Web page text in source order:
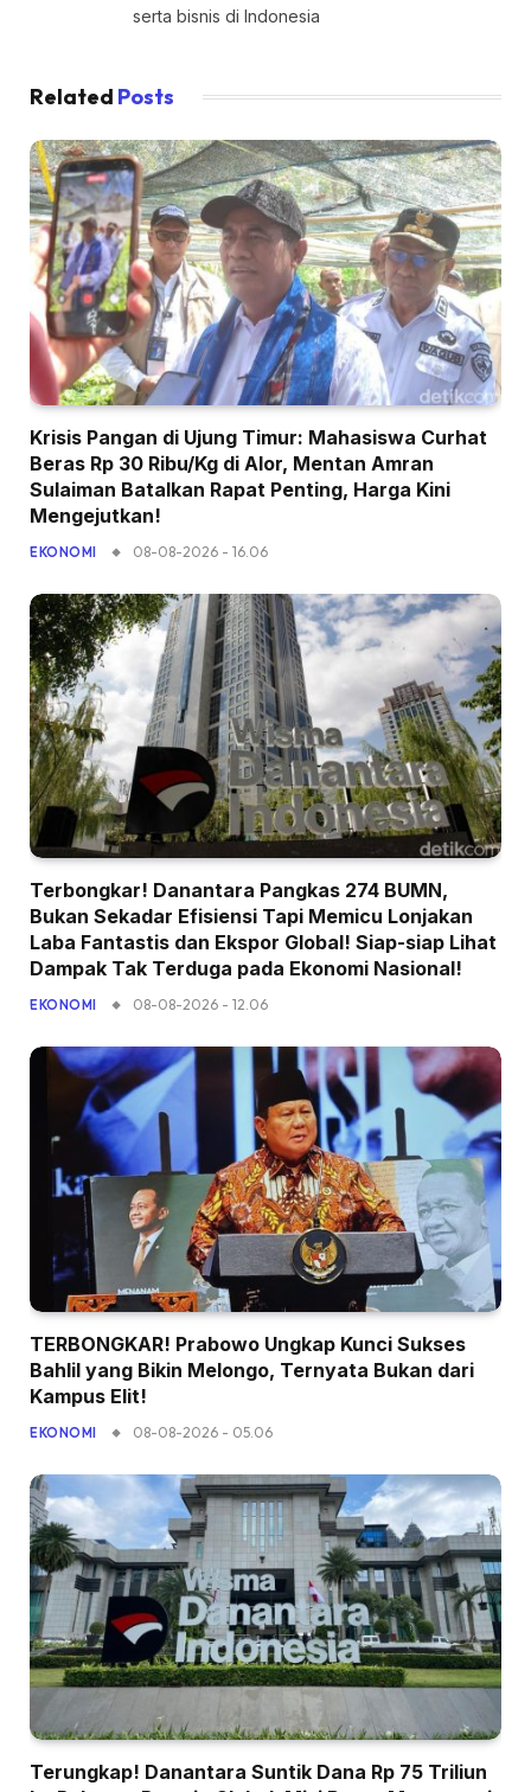
serta bisnis di Indonesia
Related Posts
Krisis Pangan di Ujung Timur: Mahasiswa Curhat
Beras Rp 30 Ribu/Kg di Alor, Mentan Amran
Sulaiman Batalkan Rapat Penting, Harga Kini
Mengejutkan!
EKONOMI 08-08-2026 - 16.06
Terbongkar! Danantara Pangkas 274 BUMN,
Bukan Sekadar Efisiensi Tapi Memicu Lonjakan
Laba Fantastis dan Ekspor Global! Siap-siap Lihat
Dampak Tak Terduga pada Ekonomi Nasional!
EKONOMI 08-08-2026 - 12.06
TERBONGKAR! Prabowo Ungkap Kunci Sukses
Bahlil yang Bikin Melongo, Ternyata Bukan dari
Kampus Elit!
EKONOMI 08-08-2026 - 05.06
Terungkap! Danantara Suntik Dana Rp 75 Triliun